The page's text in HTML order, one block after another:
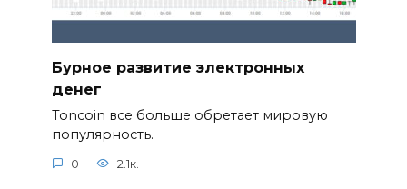
Бурное развитие электронных
денег
Toncoin все больше обретает мировую
популярность.
0 2.1к.